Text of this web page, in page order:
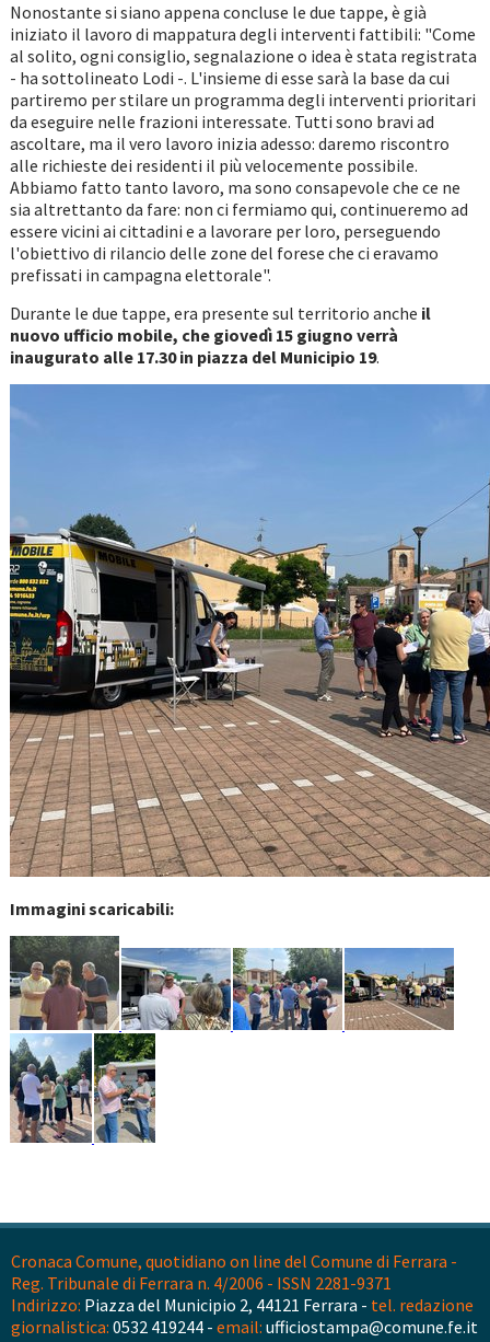
Nonostante si siano appena concluse le due tappe, è già
iniziato il lavoro di mappatura degli interventi fattibili: "Come
al solito, ogni consiglio, segnalazione o idea è stata registrata
- ha sottolineato Lodi -. L'insieme di esse sarà la base da cui
partiremo per stilare un programma degli interventi prioritari
da eseguire nelle frazioni interessate. Tutti sono bravi ad
ascoltare, ma il vero lavoro inizia adesso: daremo riscontro
alle richieste dei residenti il più velocemente possibile.
Abbiamo fatto tanto lavoro, ma sono consapevole che ce ne
sia altrettanto da fare: non ci fermiamo qui, continueremo ad
essere vicini ai cittadini e a lavorare per loro, perseguendo
l'obiettivo di rilancio delle zone del forese che ci eravamo
prefissati in campagna elettorale".
Durante le due tappe, era presente sul territorio anche il
nuovo ufficio mobile, che giovedì 15 giugno verrà
inaugurato alle 17.30 in piazza del Municipio 19.
Immagini scaricabili:
Cronaca Comune, quotidiano on line del Comune di Ferrara -
Reg. Tribunale di Ferrara n. 4/2006 - ISSN 2281-9371
Indirizzo: Piazza del Municipio 2, 44121 Ferrara - tel. redazione
giornalistica: 0532 419244 - email: ufficiostampa@comune.fe.it